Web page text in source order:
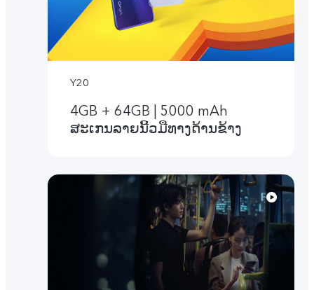
Y20
4GB + 64GB | 5000 mAh
ສະເກນລາຍນີ້ວມືທາງດ້ານຂ້າງ